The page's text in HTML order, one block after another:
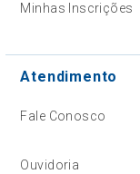
Minhas Inscrições
Atendimento
Fale Conosco
Ouvidoria